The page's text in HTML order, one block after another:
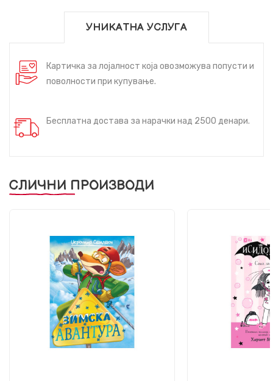
УНИКАТНА УСЛУГА
Картичка за лојалност која овозможува попусти и
поволности при купување.
Бесплатна достава за нарачки над 2500 денари.
СЛИЧНИ ПРОИЗВОДИ